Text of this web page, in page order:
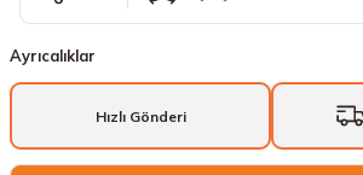
Ayrıcalıklar
Hızlı Gönderi